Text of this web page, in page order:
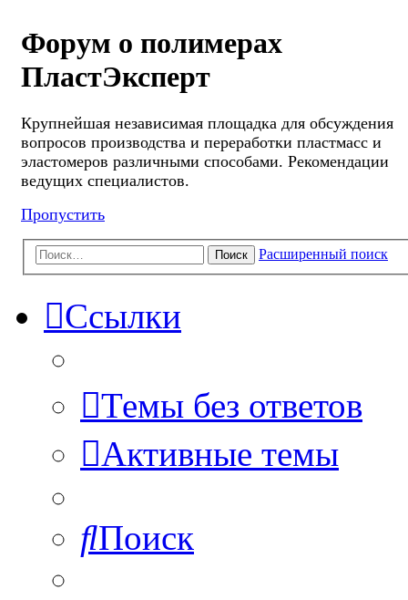
Форум о полимерах
ПластЭксперт
Крупнейшая независимая площадка для обсуждения
вопросов производства и переработки пластмасс и
эластомеров различными способами. Рекомендации
ведущих специалистов.
Пропустить
Поиск Расширенный поиск
Ссылки
Темы без ответов
Активные темы
Поиск